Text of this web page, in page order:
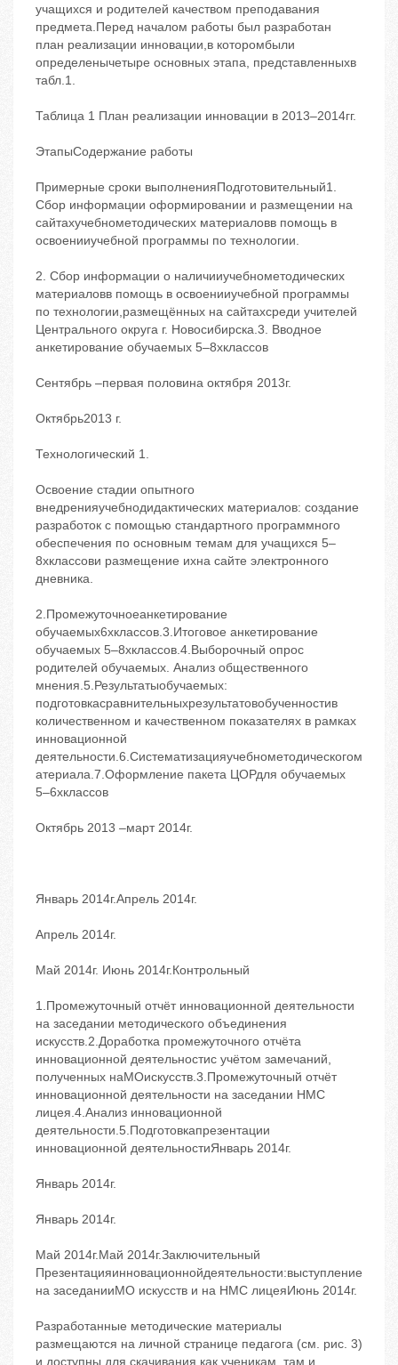
учащихся и родителей качеством преподавания
предмета.Перед началом работы был разработан
план реализации инновации,в которомбыли
определенычетыре основных этапа, представленныхв
табл.1.
Таблица 1 План реализации инновации в 2013–2014гг.
ЭтапыСодержание работы
Примерные сроки выполненияПодготовительный1.
Сбор информации оформировании и размещении на
сайтахучебнометодических материаловв помощь в
освоенииучебной программы по технологии.
2. Сбор информации о наличииучебнометодических
материаловв помощь в освоенииучебной программы
по технологии,размещённых на сайтахсреди учителей
Центрального округа г. Новосибирска.3. Вводное
анкетирование обучаемых 5–8хклассов
Сентябрь –первая половина октября 2013г.
Октябрь2013 г.
Технологический 1.
Освоение стадии опытного
внедренияучебнодидактических материалов: создание
разработок с помощью стандартного программного
обеспечения по основным темам для учащихся 5–
8хклассови размещение ихна сайте электронного
дневника.
2.Промежуточноеанкетирование
обучаемых6хклассов.3.Итоговое анкетирование
обучаемых 5–8хклассов.4.Выборочный опрос
родителей обучаемых. Анализ общественного
мнения.5.Результатыобучаемых:
подготовкасравнительныхрезультатовобученностив
количественном и качественном показателях в рамках
инновационной
деятельности.6.Систематизацияучебнометодическогом
атериала.7.Оформление пакета ЦОРдля обучаемых
5–6хклассов
Октябрь 2013 –март 2014г.
Январь 2014г.Апрель 2014г.
Апрель 2014г.
Май 2014г. Июнь 2014г.Контрольный
1.Промежуточный отчёт инновационной деятельности
на заседании методического объединения
искусств.2.Доработка промежуточного отчёта
инновационной деятельностис учётом замечаний,
полученных наМОискусств.3.Промежуточный отчёт
инновационной деятельности на заседании НМС
лицея.4.Анализ инновационной
деятельности.5.Подготовкапрезентации
инновационной деятельностиЯнварь 2014г.
Январь 2014г.
Январь 2014г.
Май 2014г.Май 2014г.Заключительный
Презентацияинновационнойдеятельности:выступление
на заседанииМО искусств и на НМС лицеяИюнь 2014г.
Разработанные методические материалы
размещаются на личной странице педагога (см. рис. 3)
и доступны для скачивания как ученикам, там и